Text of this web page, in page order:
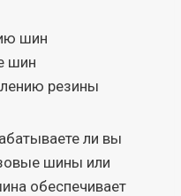
шин
шин
резины
ли вы
шины или
обеспечивает